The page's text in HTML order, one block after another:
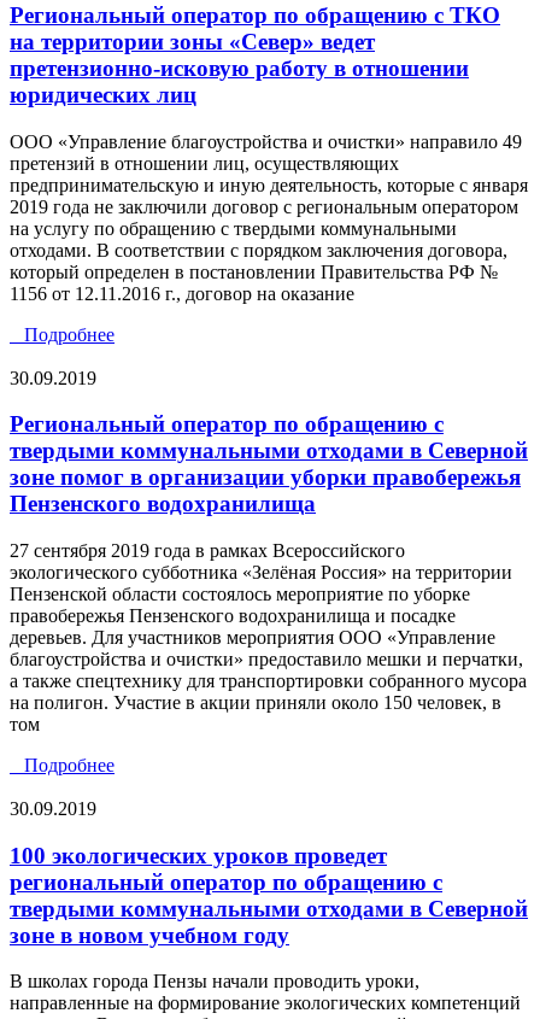
Региональный оператор по обращению с ТКО
на территории зоны «Север» ведет
претензионно-исковую работу в отношении
юридических лиц
ООО «Управление благоустройства и очистки» направило 49
претензий в отношении лиц, осуществляющих
предпринимательскую и иную деятельность, которые с января
2019 года не заключили договор с региональным оператором
на услугу по обращению с твердыми коммунальными
отходами. В соответствии с порядком заключения договора,
который определен в постановлении Правительства РФ №
1156 от 12.11.2016 г., договор на оказание
Подробнее
30.09.2019
Региональный оператор по обращению с
твердыми коммунальными отходами в Северной
зоне помог в организации уборки правобережья
Пензенского водохранилища
27 сентября 2019 года в рамках Всероссийского
экологического субботника «Зелёная Россия» на территории
Пензенской области состоялось мероприятие по уборке
правобережья Пензенского водохранилища и посадке
деревьев. Для участников мероприятия ООО «Управление
благоустройства и очистки» предоставило мешки и перчатки,
а также спецтехнику для транспортировки собранного мусора
на полигон. Участие в акции приняли около 150 человек, в
том
Подробнее
30.09.2019
100 экологических уроков проведет
региональный оператор по обращению с
твердыми коммунальными отходами в Северной
зоне в новом учебном году
В школах города Пензы начали проводить уроки,
направленные на формирование экологических компетенций